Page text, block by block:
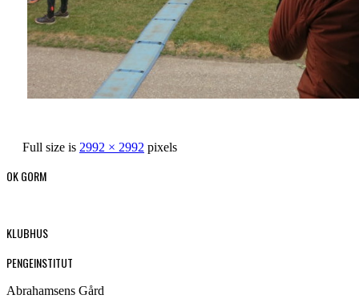
Full size is 2992 × 2992 pixels
OK GORM
KLUBHUS
PENGEINSTITUT
Abrahamsens Gård